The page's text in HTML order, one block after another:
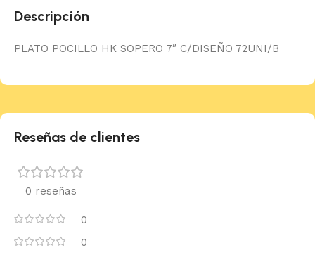
Descripción
PLATO POCILLO HK SOPERO 7″ C/DISEÑO 72UNI/B
Reseñas de clientes
0 reseñas
0
0